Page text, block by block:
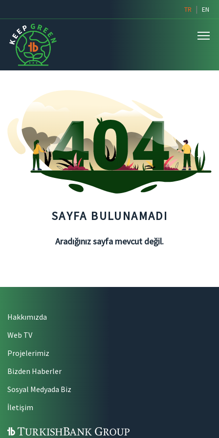
TR | EN
SAYFA BULUNAMADI
Aradığınız sayfa mevcut değil.
Hakkımızda
Web TV
Projelerimiz
Bizden Haberler
Sosyal Medyada Biz
İletişim